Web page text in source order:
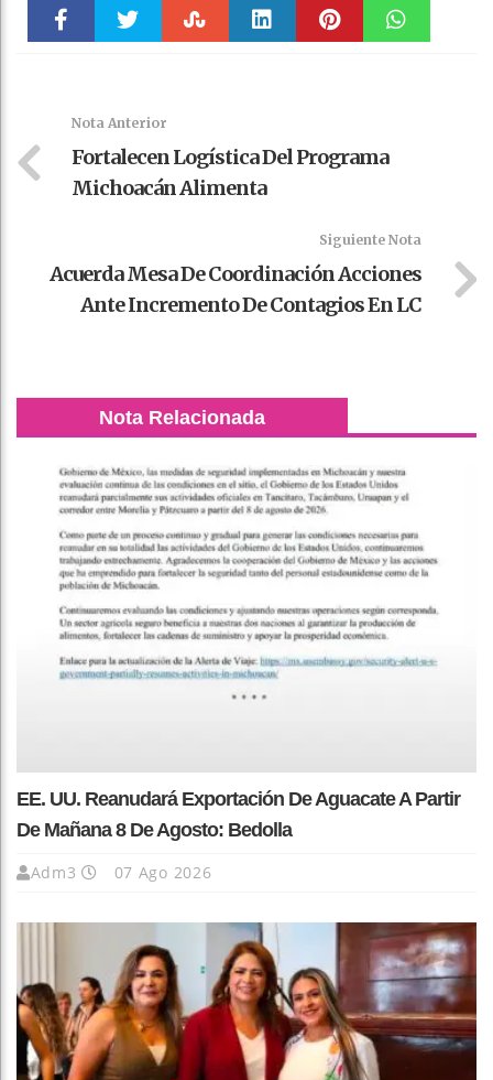
Nota Anterior
Fortalecen Logística Del Programa
Michoacán Alimenta
Siguiente Nota
Acuerda Mesa De Coordinación Acciones
Ante Incremento De Contagios En LC
Nota Relacionada
EE. UU. Reanudará Exportación De Aguacate A Partir
De Mañana 8 De Agosto: Bedolla
Adm3 07 Ago 2026